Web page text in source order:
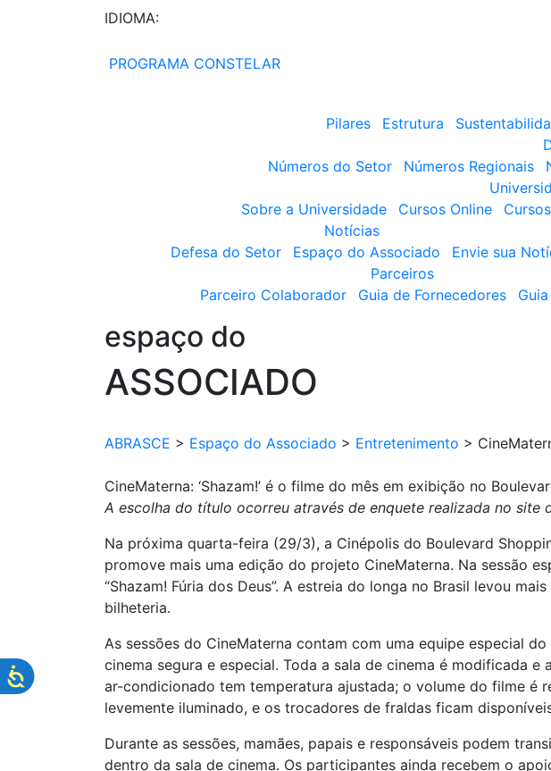
IDIOMA:
PROGRAMA CONSTELAR
Pilares
Estrutura
Números do Setor
Números Regionais
Sobre a Universidade
Cursos Online
Notícias
Defesa do Setor
Espaço do Associado Envie sua
Parceiros
Parceiro Colaborador
Guia de Fornecedores
espaço do
ASSOCIADO
ABRASCE > Espaço do Associado > Entretenimento >
CineMaterna: ‘Shazam!’ é o filme do mês em exibição no
A escolha do título ocorreu através de enquete realizada no site
Na próxima quarta-feira (29/3), a Cinépolis do Boulevard
promove mais uma edição do projeto CineMaterna. Na sessão
“Shazam! Fúria dos Deus”. A estreia do longa no Brasil levou
bilheteria.
As sessões do CineMaterna contam com uma equipe especial
cinema segura e especial. Toda a sala de cinema é modificada
ar-condicionado tem temperatura ajustada; o volume do filme é
levemente iluminado, e os trocadores de fraldas ficam
Durante as sessões, mamães, papais e responsáveis podem
dentro da sala de cinema. Os participantes ainda recebem o